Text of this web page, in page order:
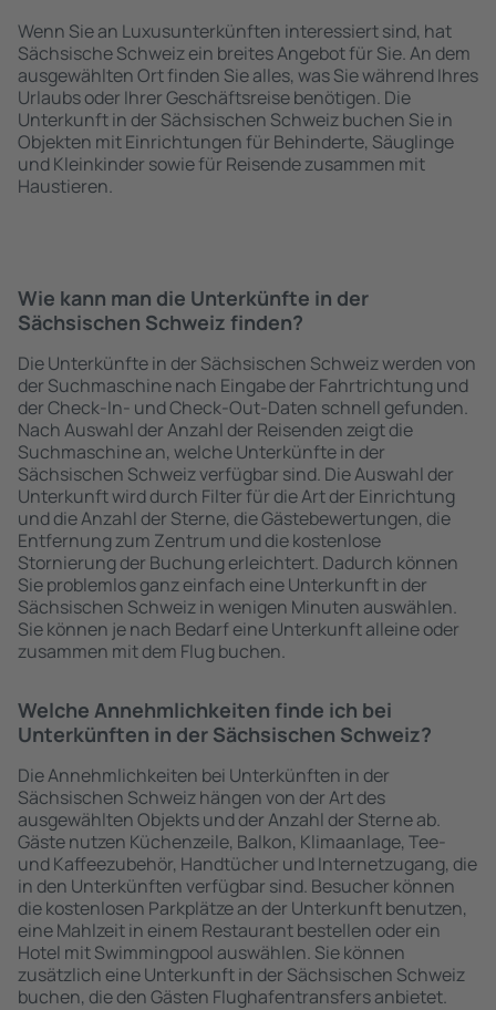
Wenn Sie an Luxusunterkünften interessiert sind, hat
Sächsische Schweiz ein breites Angebot für Sie. An dem
ausgewählten Ort finden Sie alles, was Sie während Ihres
Urlaubs oder Ihrer Geschäftsreise benötigen. Die
Unterkunft in der Sächsischen Schweiz buchen Sie in
Objekten mit Einrichtungen für Behinderte, Säuglinge
und Kleinkinder sowie für Reisende zusammen mit
Haustieren.
Wie kann man die Unterkünfte in der
Sächsischen Schweiz finden?
Die Unterkünfte in der Sächsischen Schweiz werden von
der Suchmaschine nach Eingabe der Fahrtrichtung und
der Check-In- und Check-Out-Daten schnell gefunden.
Nach Auswahl der Anzahl der Reisenden zeigt die
Suchmaschine an, welche Unterkünfte in der
Sächsischen Schweiz verfügbar sind. Die Auswahl der
Unterkunft wird durch Filter für die Art der Einrichtung
und die Anzahl der Sterne, die Gästebewertungen, die
Entfernung zum Zentrum und die kostenlose
Stornierung der Buchung erleichtert. Dadurch können
Sie problemlos ganz einfach eine Unterkunft in der
Sächsischen Schweiz in wenigen Minuten auswählen.
Sie können je nach Bedarf eine Unterkunft alleine oder
zusammen mit dem Flug buchen.
Welche Annehmlichkeiten finde ich bei
Unterkünften in der Sächsischen Schweiz?
Die Annehmlichkeiten bei Unterkünften in der
Sächsischen Schweiz hängen von der Art des
ausgewählten Objekts und der Anzahl der Sterne ab.
Gäste nutzen Küchenzeile, Balkon, Klimaanlage, Tee-
und Kaffeezubehör, Handtücher und Internetzugang, die
in den Unterkünften verfügbar sind. Besucher können
die kostenlosen Parkplätze an der Unterkunft benutzen,
eine Mahlzeit in einem Restaurant bestellen oder ein
Hotel mit Swimmingpool auswählen. Sie können
zusätzlich eine Unterkunft in der Sächsischen Schweiz
buchen, die den Gästen Flughafentransfers anbietet.